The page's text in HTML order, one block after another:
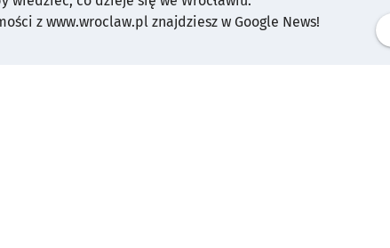
z www.wroclaw.pl znajdziesz w Google News!